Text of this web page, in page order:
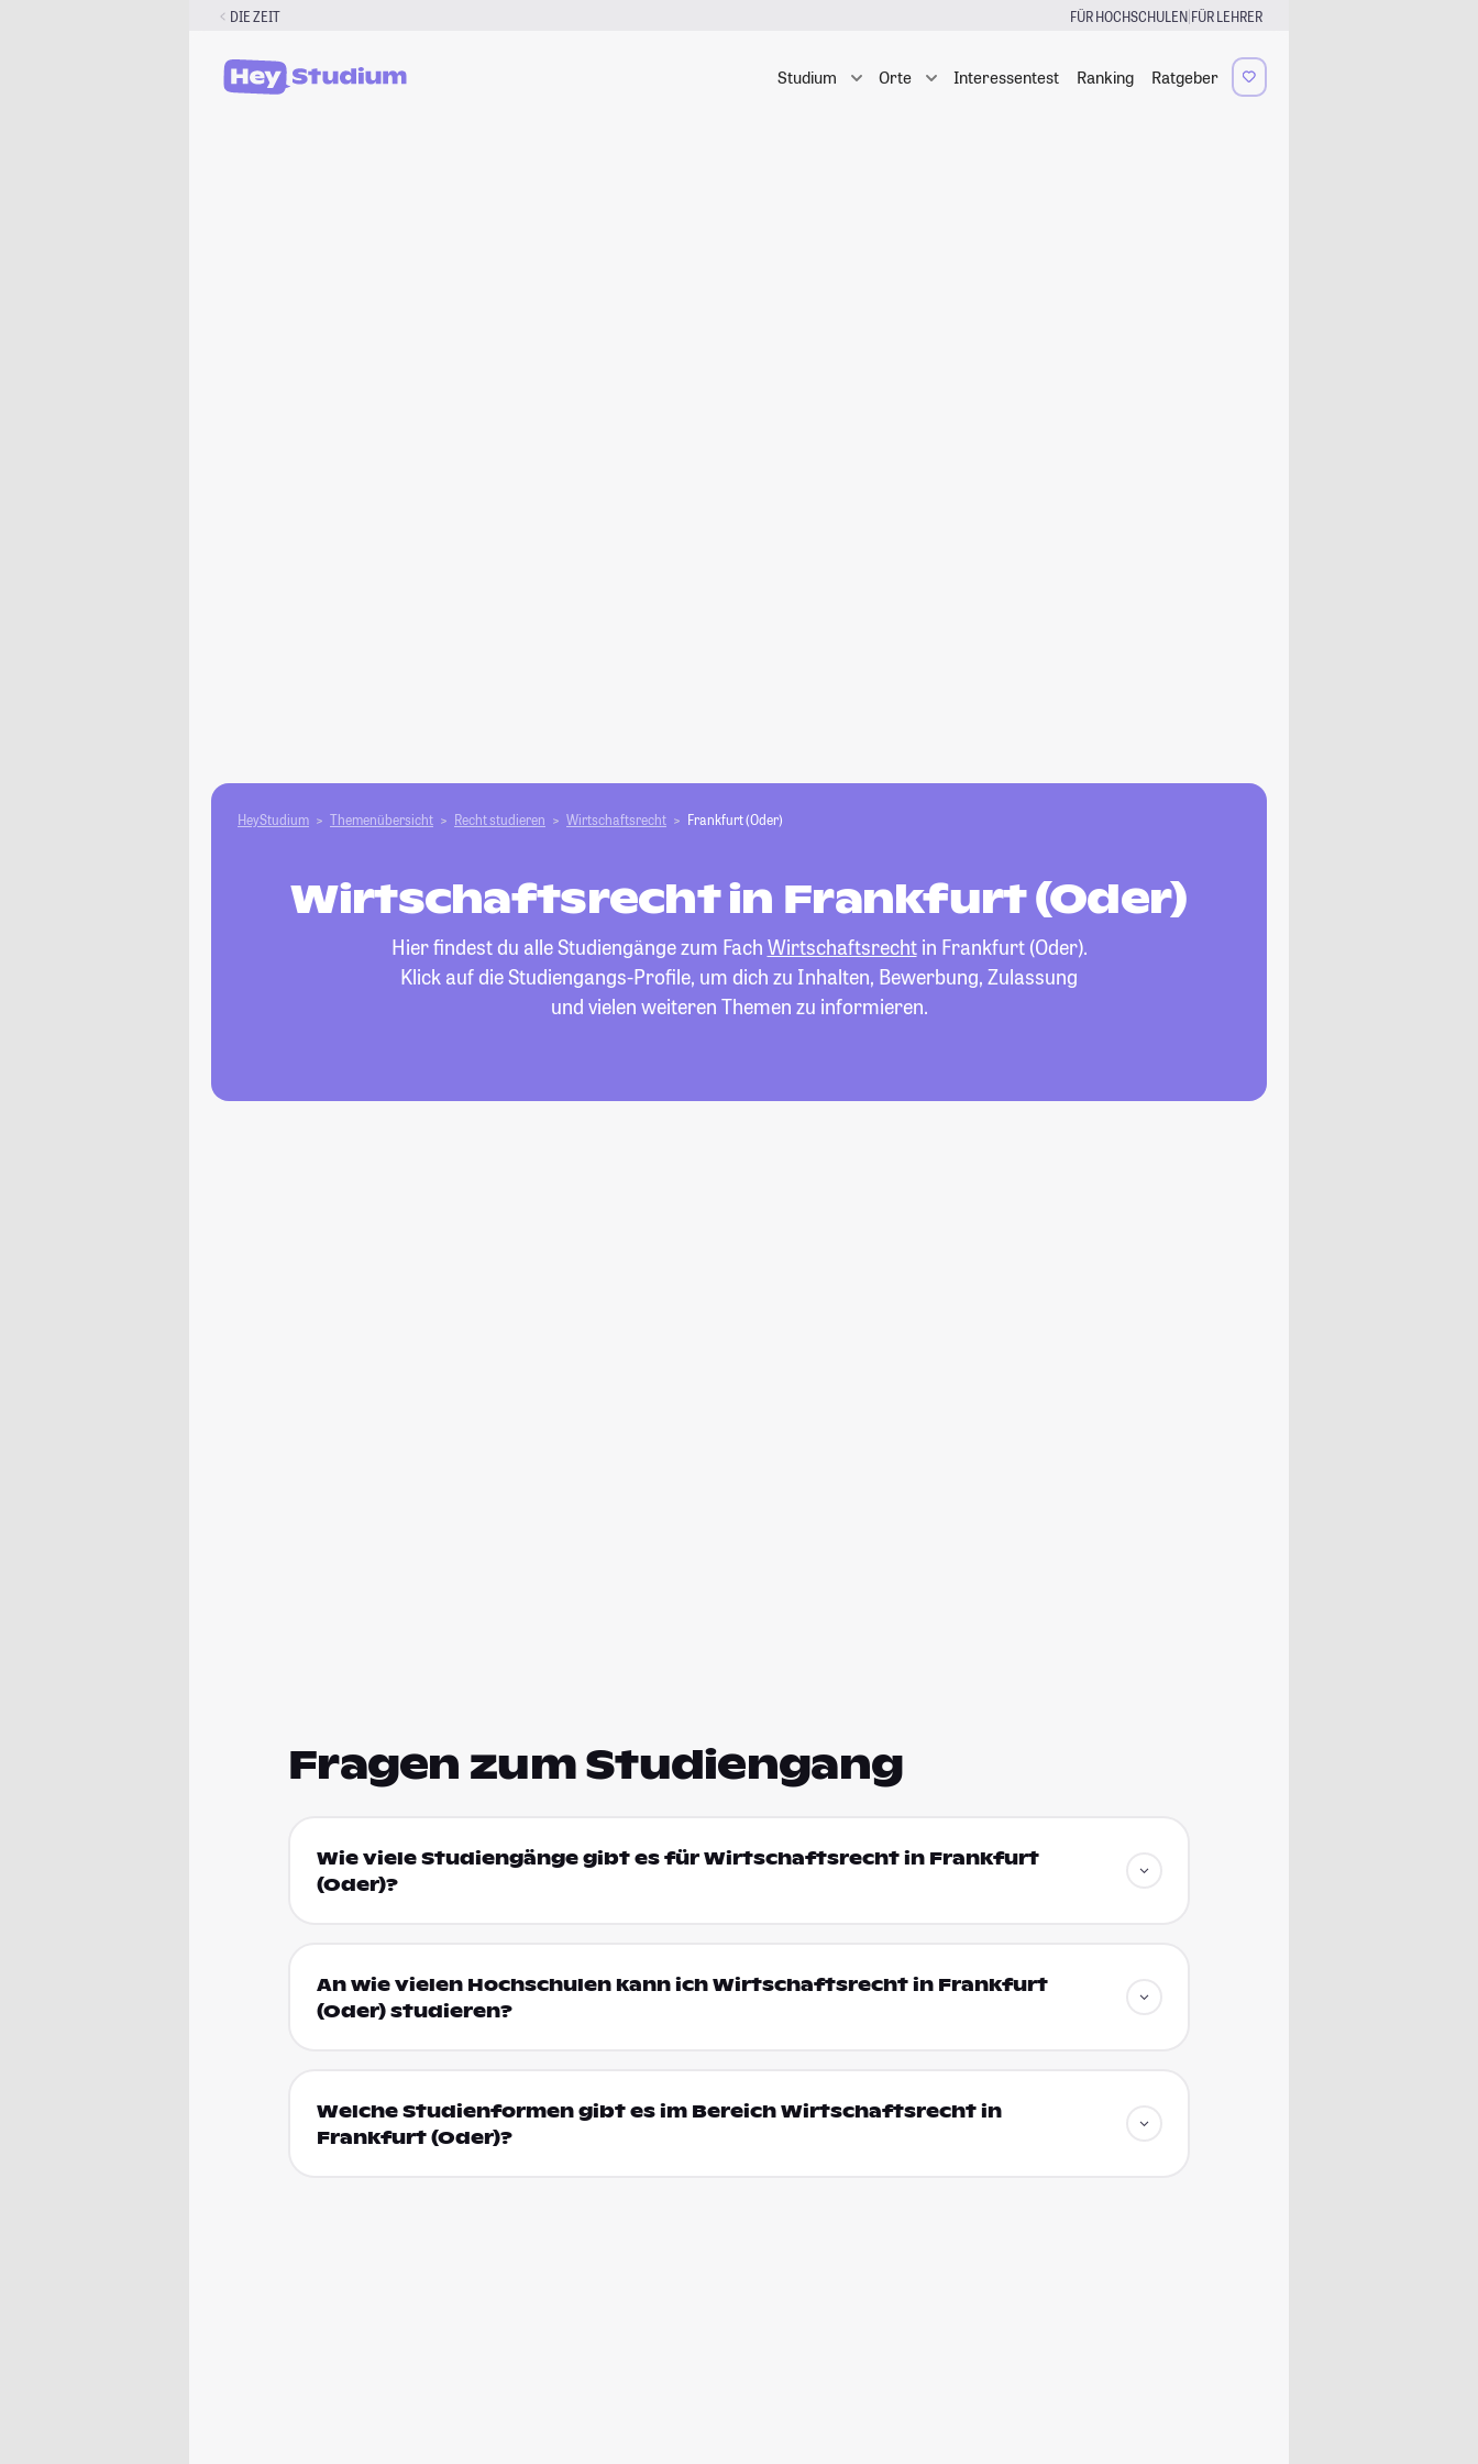
DIE ZEIT FÜR HOCHSCHULEN|FÜR LEHRER
Studium Orte Interessentest Ranking Ratgeber
HeyStudium Themenübersicht Recht studieren Wirtschaftsrecht Frankfurt (Oder)
Wirtschaftsrecht in Frankfurt (Oder)
Hier findest du alle Studiengänge zum Fach Wirtschaftsrechtin Frankfurt (Oder).
Klick auf die Studiengangs-Profile, um dich zu Inhalten, Bewerbung, Zulassung
und vielen weiteren Themen zu informieren.
Fragen zum Studiengang
Wie viele Studiengänge gibt es für Wirtschaftsrecht in Frankfurt
(Oder)?
An wie vielen Hochschulen kann ich Wirtschaftsrecht in Frankfurt
(Oder) studieren?
Welche Studienformen gibt es im Bereich Wirtschaftsrecht in
Frankfurt (Oder)?